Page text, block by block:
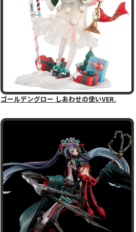
ゴールデングロー しあわせの使いVER.